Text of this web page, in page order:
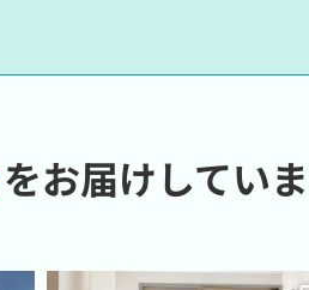
をお届けしてい